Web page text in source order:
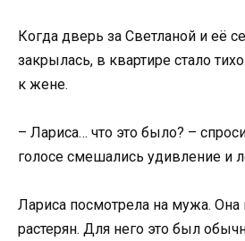
Когда дверь за Светланой и её
закрылась, в квартире стало
к жене.
– Лариса… что это было? –
голосе смешались удивление и
Лариса посмотрела на мужа. Она
растерян. Для него это был